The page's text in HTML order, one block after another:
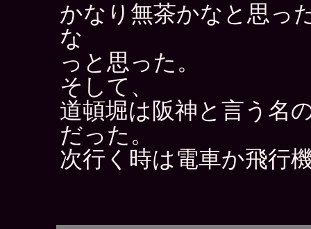
かなり無茶かなと思っ
な
っと思った。
そして、
道頓堀は阪神と言う名
だった。
次行く時は電車か飛行